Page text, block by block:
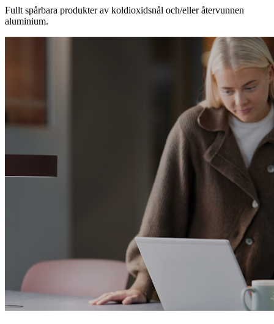
Fullt spårbara produkter av koldioxidsnål och/eller återvunnen
aluminium.